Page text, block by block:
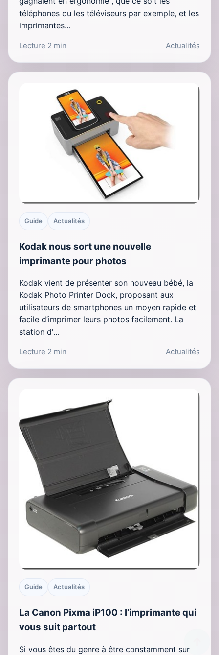
téléphones ou les téléviseurs par exemple, et les
imprimantes…
Lecture 2 min Actualités
Guide Actualités
Kodak nous sort une nouvelle
imprimante pour photos
Kodak vient de présenter son nouveau bébé, la
Kodak Photo Printer Dock, proposant aux
utilisateurs de smartphones un moyen rapide et
facile d’imprimer leurs photos facilement. La
station d'…
Lecture 2 min Actualités
Guide Actualités
La Canon Pixma iP100 : l’imprimante qui
vous suit partout
Si vous êtes du genre à être constamment sur